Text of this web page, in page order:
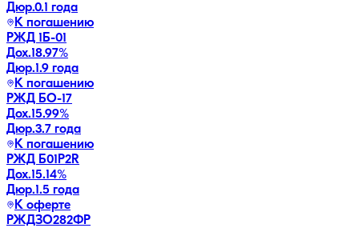
Дюр.0.1 года
К погашению
РЖД 1Б-01
Дох.18.97%
Дюр.1.9 года
К погашению
РЖД БО-17
Дох.15.99%
Дюр.3.7 года
К погашению
РЖД Б01P2R
Дох.15.14%
Дюр.1.5 года
К оферте
РЖДЗО282ФР